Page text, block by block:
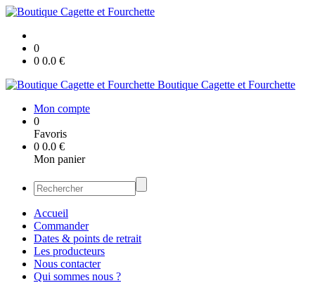
0
0 0.0 €
Boutique Cagette et Fourchette
Mon compte
0
Favoris
0 0.0 €
Mon panier
Accueil
Commander
Dates & points de retrait
Les producteurs
Nous contacter
Qui sommes nous ?